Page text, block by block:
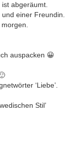
abgeräumt.
einer Freundin.
auspacken 😀
‘Liebe’.
Stil’